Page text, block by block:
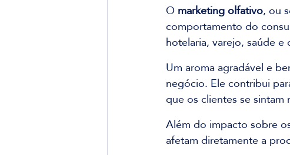
O marketing olfativo, ou
comportamento do
hotelaria, varejo, saúde
Um aroma agradável e
negócio. Ele contribui
que os clientes se
Além do impacto sobre
afetam diretamente a